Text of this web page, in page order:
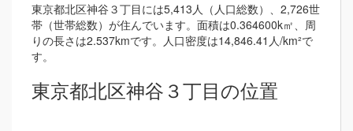
東京都北区神谷３丁目には5,413人（人口総数）、2,726世
帯（世帯総数）が住んでいます。面積は0.364600k㎡、周
りの長さは2.537kmです。人口密度は14,846.41人/km²で
す。
東京都北区神谷３丁目の位置